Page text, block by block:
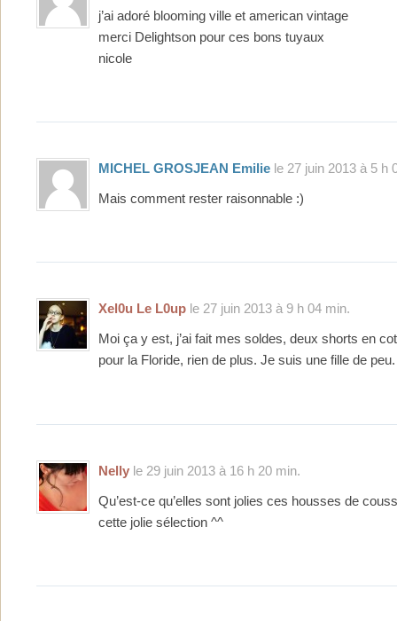
j’ai adoré blooming ville et american vintage
merci Delightson pour ces bons tuyaux
nicole
MICHEL GROSJEAN Emilie le 27 juin 2013 à 5 h
Mais comment rester raisonnable :)
Xel0u Le L0up le 27 juin 2013 à 9 h 04 min.
Moi ça y est, j’ai fait mes soldes, deux shorts en
pour la Floride, rien de plus. Je suis une fille de peu.
Nelly le 29 juin 2013 à 16 h 20 min.
Qu’est-ce qu’elles sont jolies ces housses de
cette jolie sélection ^^